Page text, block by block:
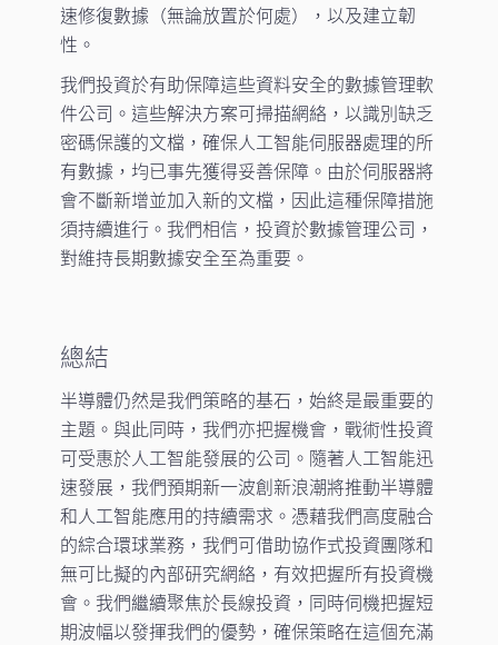
速修復數據（無論放置於何處），以及建立韌
性。
我們投資於有助保障這些資料安全的數據管理軟
件公司。這些解決方案可掃描網絡，以識別缺乏
密碼保護的文檔，確保人工智能伺服器處理的所
有數據，均已事先獲得妥善保障。由於伺服器將
會不斷新增並加入新的文檔，因此這種保障措施
須持續進行。我們相信，投資於數據管理公司，
對維持長期數據安全至為重要。
總結
半導體仍然是我們策略的基石，始終是最重要的
主題。與此同時，我們亦把握機會，戰術性投資
可受惠於人工智能發展的公司。隨著人工智能迅
速發展，我們預期新一波創新浪潮將推動半導體
和人工智能應用的持續需求。憑藉我們高度融合
的綜合環球業務，我們可借助協作式投資團隊和
無可比擬的內部研究網絡，有效把握所有投資機
會。我們繼續聚焦於長線投資，同時伺機把握短
期波幅以發揮我們的優勢，確保策略在這個充滿